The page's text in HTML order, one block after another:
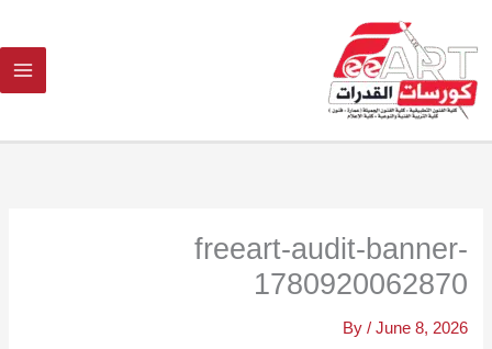
content
freeart-audit-banner-
1780920062870
By / June 8, 2026